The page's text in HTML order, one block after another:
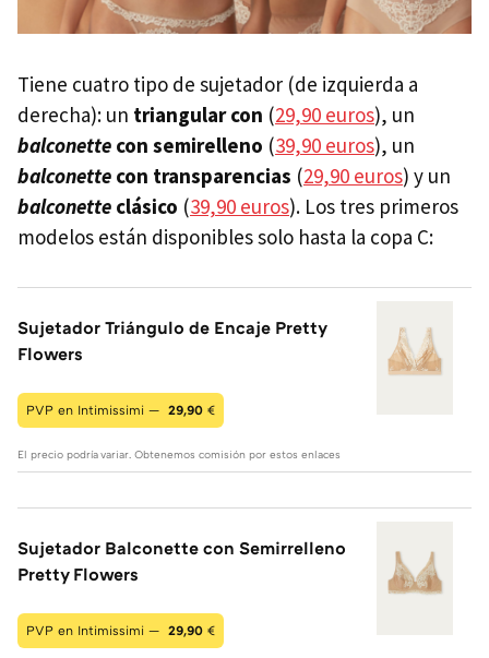
Tiene cuatro tipo de sujetador (de izquierda a
derecha): un triangular con (29,90 euros), un
balconette con semirelleno (39,90 euros), un
balconette con transparencias (29,90 euros) y un
balconette clásico (39,90 euros). Los tres primeros
modelos están disponibles solo hasta la copa C:
Sujetador Triángulo de Encaje Pretty
Flowers
PVP en Intimissimi — 29,90 €
El precio podría variar. Obtenemos comisión por estos enlaces
Sujetador Balconette con Semirrelleno
Pretty Flowers
PVP en Intimissimi — 29,90 €